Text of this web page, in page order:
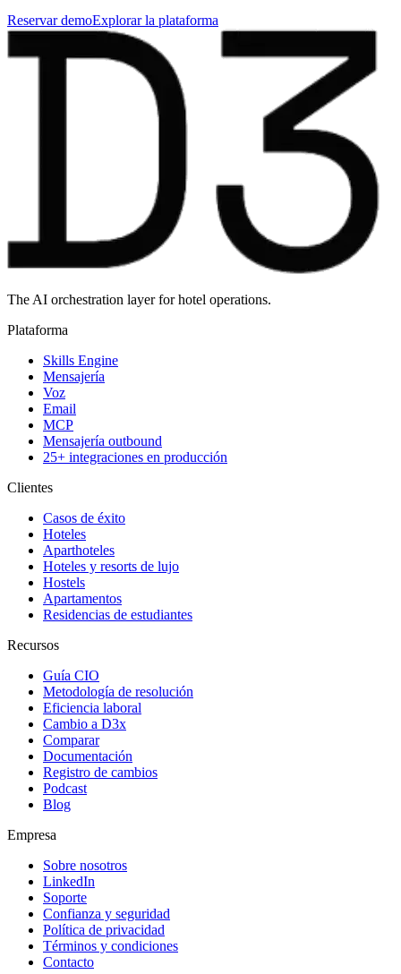
Reservar demoExplorar la plataforma
The AI orchestration layer for hotel operations.
Plataforma
Skills Engine
Mensajería
Voz
Email
MCP
Mensajería outbound
25+ integraciones en producción
Clientes
Casos de éxito
Hoteles
Aparthoteles
Hoteles y resorts de lujo
Hostels
Apartamentos
Residencias de estudiantes
Recursos
Guía CIO
Metodología de resolución
Eficiencia laboral
Cambio a D3x
Comparar
Documentación
Registro de cambios
Podcast
Blog
Empresa
Sobre nosotros
LinkedIn
Soporte
Confianza y seguridad
Política de privacidad
Términos y condiciones
Contacto